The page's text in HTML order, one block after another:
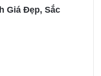
Giá Đẹp, Sắc